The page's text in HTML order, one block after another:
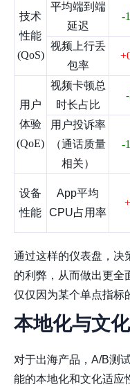
技术
性能
(QoS)
平均端到端
延迟
-
视频上行丢
包率
用户
体验
(QoE)
视频卡顿总
时长占比
用户投诉率
（通话质量
相关）
-
设备
性能
App平均
CPU占用率
通过这样的仪表盘，决
的利弊，从而做出更全
仅仅因为某个单点指标
本地化与文
对于出海产品，A/B测
能的本地化和文化适应